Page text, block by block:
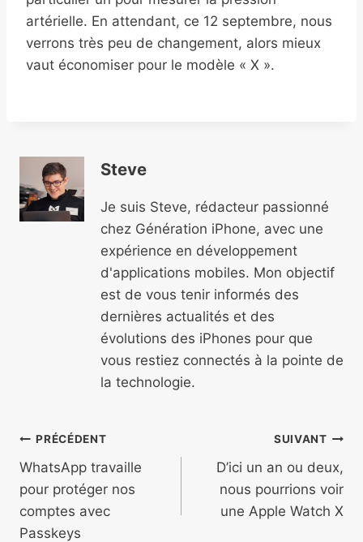
artérielle. En attendant, ce 12 septembre, nous
verrons très peu de changement, alors mieux
vaut économiser pour le modèle « X ».
Steve
Je suis Steve, rédacteur passionné
chez Génération iPhone, avec une
expérience en développement
d'applications mobiles. Mon objectif
est de vous tenir informés des
dernières actualités et des
évolutions des iPhones pour que
vous restiez connectés à la pointe de
la technologie.
Navigation
de
l’article
PRÉCÉDENT
WhatsApp travaille
pour protéger nos
comptes avec
Passkeys
SUIVANT
D’ici un an ou deux,
nous pourrions voir
une Apple Watch X